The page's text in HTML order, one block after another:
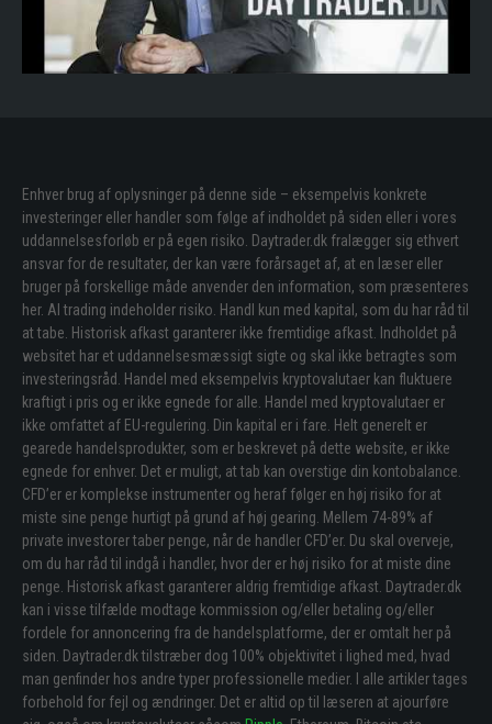
Enhver brug af oplysninger på denne side – eksempelvis konkrete
investeringer eller handler som følge af indholdet på siden eller i vores
uddannelsesforløb er på egen risiko. Daytrader.dk fralægger sig ethvert
ansvar for de resultater, der kan være forårsaget af, at en læser eller
bruger på forskellige måde anvender den information, som præsenteres
her. Al trading indeholder risiko. Handl kun med kapital, som du har råd til
at tabe. Historisk afkast garanterer ikke fremtidige afkast. Indholdet på
websitet har et uddannelsesmæssigt sigte og skal ikke betragtes som
investeringsråd. Handel med eksempelvis kryptovalutaer kan fluktuere
kraftigt i pris og er ikke egnede for alle. Handel med kryptovalutaer er
ikke omfattet af EU-regulering. Din kapital er i fare. Helt generelt er
gearede handelsprodukter, som er beskrevet på dette website, er ikke
egnede for enhver. Det er muligt, at tab kan overstige din kontobalance.
CFD’er er komplekse instrumenter og heraf følger en høj risiko for at
miste sine penge hurtigt på grund af høj gearing. Mellem 74-89% af
private investorer taber penge, når de handler CFD’er. Du skal overveje,
om du har råd til indgå i handler, hvor der er høj risiko for at miste dine
penge. Historisk afkast garanterer aldrig fremtidige afkast. Daytrader.dk
kan i visse tilfælde modtage kommission og/eller betaling og/eller
fordele for annoncering fra de handelsplatforme, der er omtalt her på
siden. Daytrader.dk tilstræber dog 100% objektivitet i lighed med, hvad
man genfinder hos andre typer professionelle medier. I alle artikler tages
forbehold for fejl og ændringer. Det er altid op til læseren at ajourføre